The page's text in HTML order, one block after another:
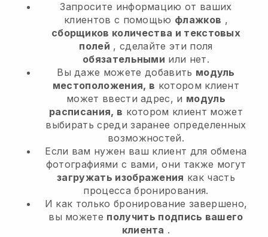
Запросите информацию от ваших
клиентов с помощью флажков ,
сборщиков количества и текстовых
полей , сделайте эти поля
обязательными или нет.
Вы даже можете добавить модуль
местоположения, в котором клиент
может ввести адрес, и модуль
расписания, в котором клиент может
выбирать среди заранее определенных
возможностей.
Если вам нужен ваш клиент для обмена
фотографиями с вами, они также могут
загружать изображения как часть
процесса бронирования.
И как только бронирование завершено,
вы можете получить подпись вашего
клиента .